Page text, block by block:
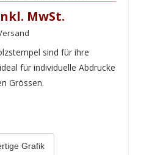
MwSt.
sind für ihre
für individuelle Abdrucke
Grössen.
Grafik